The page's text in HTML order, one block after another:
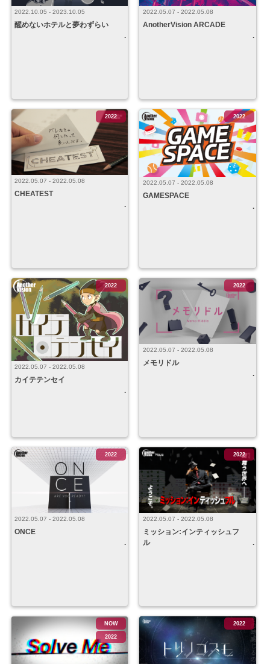
2022.10.05 - 2023.10.05
醒めないホテルと夢わずらい
2022.05.07 - 2022.05.08
AnotherVision ARCADE
2022.05.07 - 2022.05.08
CHEATEST
2022
2022.05.07 - 2022.05.08
GAMESPACE
2022
2022.05.07 - 2022.05.08
カイテテンセイ
2022
2022.05.07 - 2022.05.08
メモリドル
2022
2022.05.07 - 2022.05.08
ONCE
2022
2022.05.07 - 2022.05.08
ミッション:インティッシュフ
ル
2022
NOW
2022
2022